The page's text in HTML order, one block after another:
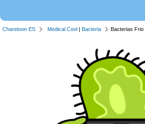
Charetoon ES Medical Cool | Bacteria Bacterias Frio